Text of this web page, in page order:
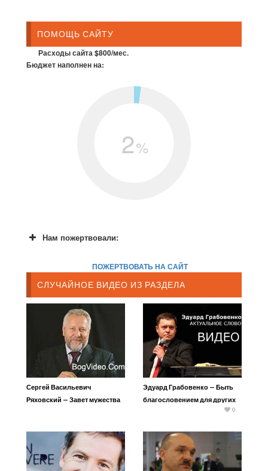
ПОМОЩЬ САЙТУ
Расходы сайта $800/мес.
Бюджет наполнен на:
2%
Нам пожертвовали:
ПОЖЕРТВОВАТЬ НА САЙТ
СЛУЧАЙНОЕ ВИДЕО ИЗ РАЗДЕЛА
Сергей Васильевич
Ряховский — Завет мужества
Эдуард Грабовенко — Быть
благословением для других
0